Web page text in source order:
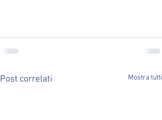
Post correlati Mostra tutti